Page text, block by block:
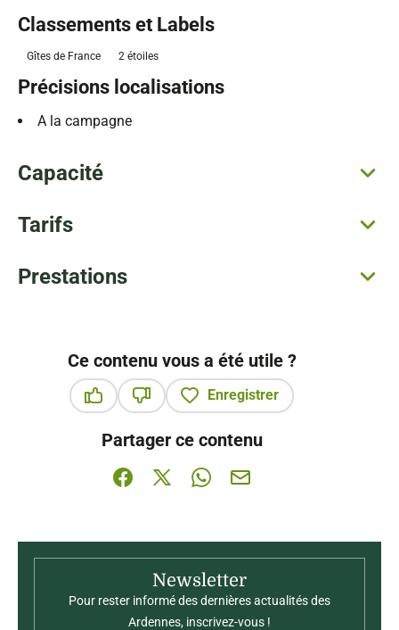
Classements et Labels
Gîtes de France 2 étoiles
Précisions localisations
A la campagne
Capacité
Tarifs
Prestations
Ce contenu vous a été utile ?
Enregistrer
Partager ce contenu
Partager sur Facebook (nouvelle fenêtre)
Partager sur X / Twitter (nouvelle
Partager sur WhatsApp
Partager par mail
Newsletter
Pour rester informé des dernières actualités des
Ardennes, inscrivez-vous !